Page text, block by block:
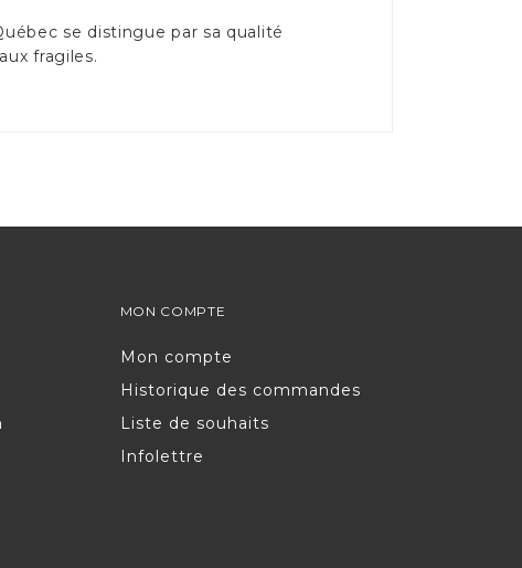
se distingue par sa qualité
fragiles.
MON COMPTE
Mon compte
Historique des commandes
Liste de souhaits
Infolettre